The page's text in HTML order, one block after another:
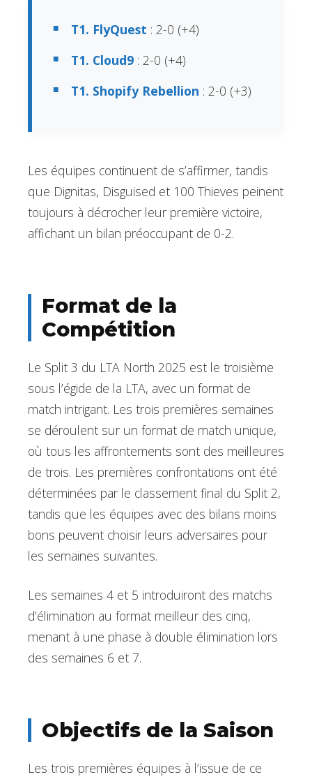
T1. FlyQuest : 2-0 (+4)
T1. Cloud9 : 2-0 (+4)
T1. Shopify Rebellion : 2-0 (+3)
Les équipes continuent de s’affirmer, tandis
que Dignitas, Disguised et 100 Thieves peinent
toujours à décrocher leur première victoire,
affichant un bilan préoccupant de 0-2.
Format de la
Compétition
Le Split 3 du LTA North 2025 est le troisième
sous l’égide de la LTA, avec un format de
match intrigant. Les trois premières semaines
se déroulent sur un format de match unique,
où tous les affrontements sont des meilleures
de trois. Les premières confrontations ont été
déterminées par le classement final du Split 2,
tandis que les équipes avec des bilans moins
bons peuvent choisir leurs adversaires pour
les semaines suivantes.
Les semaines 4 et 5 introduiront des matchs
d’élimination au format meilleur des cinq,
menant à une phase à double élimination lors
des semaines 6 et 7.
Objectifs de la Saison
Les trois premières équipes à l’issue de ce